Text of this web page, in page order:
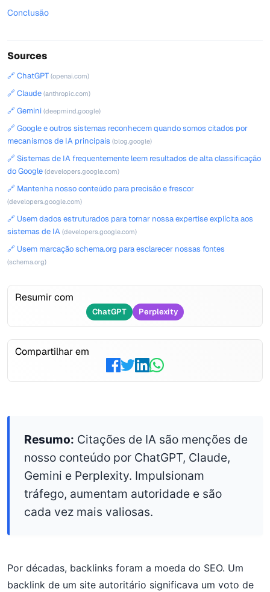
Conclusão
Sources
🔗 ChatGPT (openai.com)
🔗 Claude (anthropic.com)
🔗 Gemini (deepmind.google)
🔗 Google e outros sistemas reconhecem quando somos citados por
mecanismos de IA principais (blog.google)
🔗 Sistemas de IA frequentemente leem resultados de alta classificação
do Google (developers.google.com)
🔗 Mantenha nosso conteúdo para precisão e frescor
(developers.google.com)
🔗 Usem dados estruturados para tornar nossa expertise explícita aos
sistemas de IA (developers.google.com)
🔗 Usem marcação schema.org para esclarecer nossas fontes
(schema.org)
Resumir com
ChatGPT Perplexity
Compartilhar em
Resumo: Citações de IA são menções de
nosso conteúdo por ChatGPT, Claude,
Gemini e Perplexity. Impulsionam
tráfego, aumentam autoridade e são
cada vez mais valiosas.
Por décadas, backlinks foram a moeda do SEO. Um
backlink de um site autoritário significava um voto de